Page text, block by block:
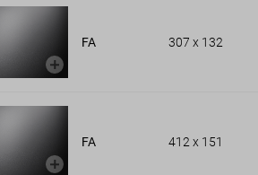
FA 307 x 132
FA 412 x 151